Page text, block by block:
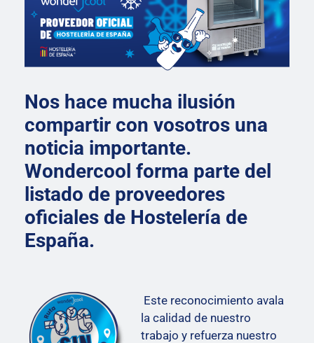
Nos hace mucha ilusión
compartir con vosotros una
noticia importante.
Wondercool forma parte del
listado de proveedores
oficiales de Hostelería de
España.
Este reconocimiento avala
la calidad de nuestro
trabajo y refuerza nuestro